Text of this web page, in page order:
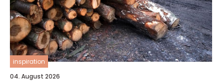
inspiration
04. August 2026